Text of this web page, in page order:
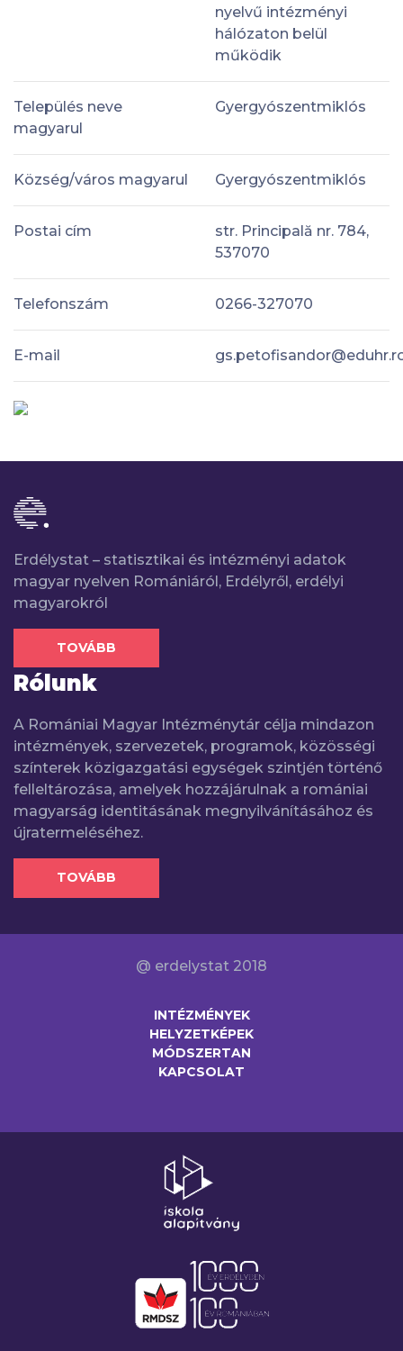
nyelvű intézményi
hálózaton belül
működik
Település neve
magyarul
Gyergyószentmiklós
Község/város magyarul Gyergyószentmiklós
Postai cím
str. Principală nr. 784,
537070
Telefonszám 0266-327070
E-mail
Erdélystat – statisztikai és intézményi adatok
magyar nyelven Romániáról, Erdélyről, erdélyi
magyarokról
TOVÁBB
Rólunk
A Romániai Magyar Intézménytár célja mindazon
intézmények, szervezetek, programok, közösségi
színterek közigazgatási egységek szintjén történő
felleltározása, amelyek hozzájárulnak a romániai
magyarság identitásának megnyilvánításához és
újratermeléséhez.
TOVÁBB
@ erdelystat 2018
INTÉZMÉNYEK
HELYZETKÉPEK
MÓDSZERTAN
KAPCSOLAT